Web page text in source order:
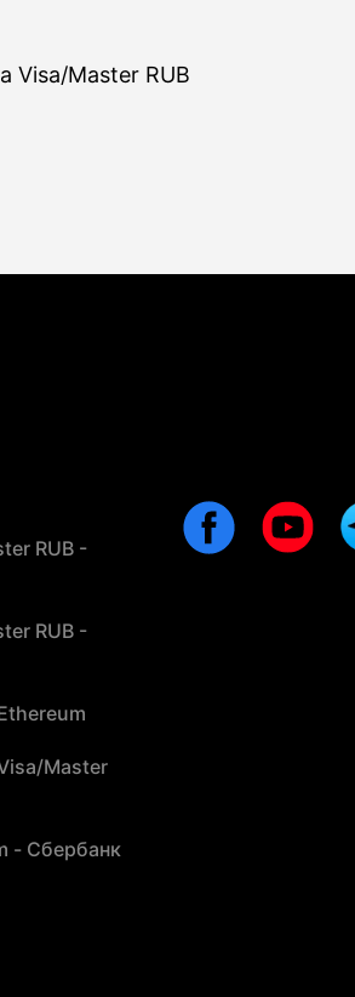
Visa/Master RUB
RUB -
RUB -
Master
- Сбербанк